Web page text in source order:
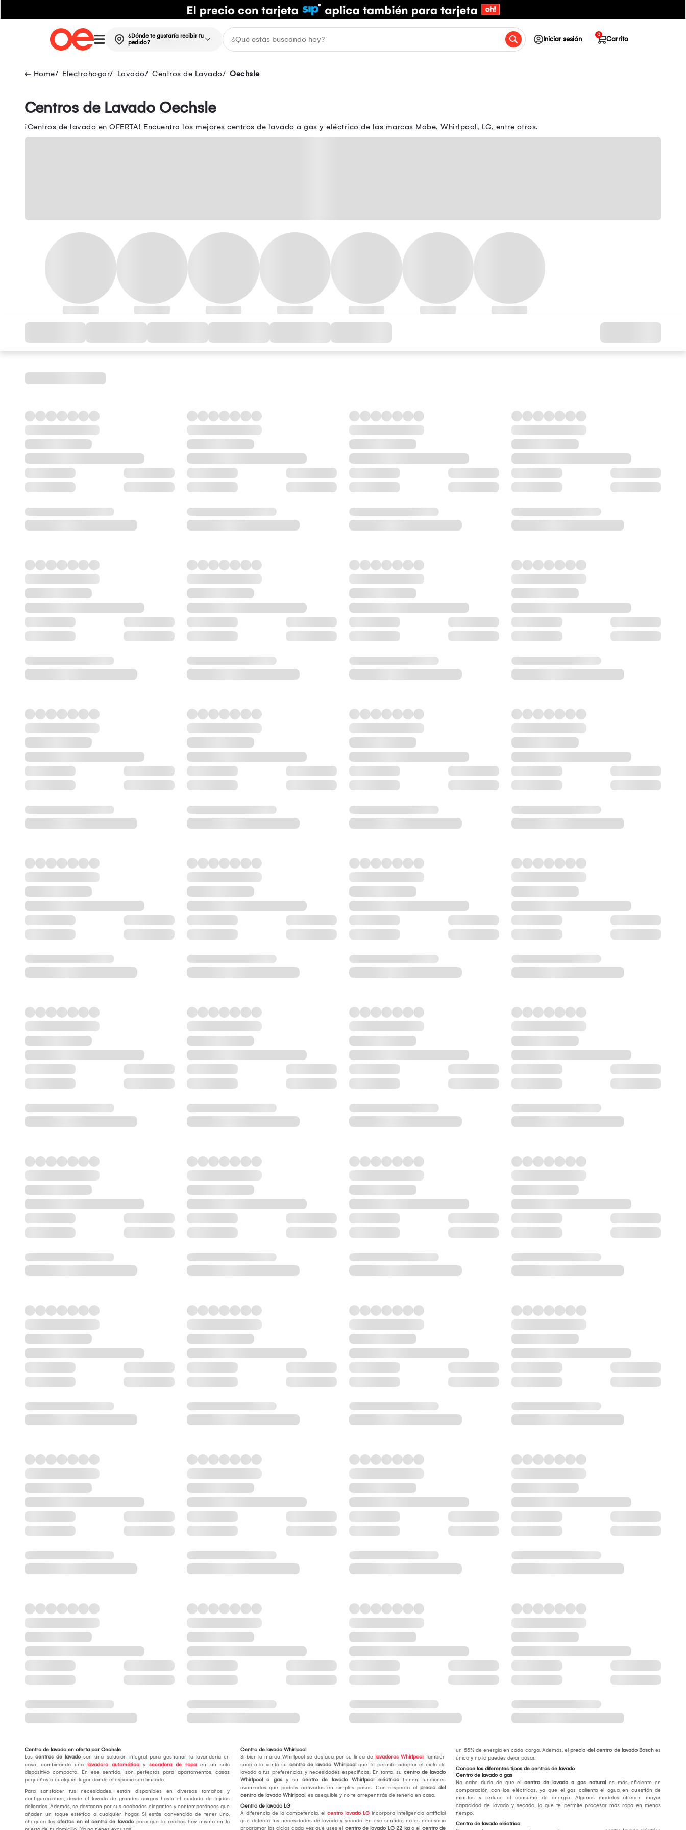
¿Dónde te gustaría recibir tu
pedido?
Iniciar sesión Carrito
0
Electrohogar Lavado Centros de Lavado Oechsle
Centros de Lavado Oechsle
¡Centros de lavado en OFERTA! Encuentra los mejores centros de lavado a gas y eléctrico de las marcas Mabe, Whirlpool, LG, entre otros.
Centro de lavado en oferta por Oechsle
Los centros de lavado son una solución integral para gestionar la lavandería en
casa, combinando una lavadora automática y secadora de ropa en un solo
dispositivo compacto. En ese sentido, son perfectos para apartamentos, casas
pequeñas o cualquier lugar donde el espacio sea limitado.
Para satisfacer tus necesidades, están disponibles en diversos tamaños y
configuraciones, desde el lavado de grandes cargas hasta el cuidado de tejidos
delicados. Además, se destacan por sus acabados elegantes y contemporáneos que
añaden un toque estético a cualquier hogar. Si estás convencido de tener uno,
chequea las ofertas en el centro de lavado para que lo recibas hoy mismo en la
Centro de lavado Whirlpool
Si bien la marca Whirlpool se destaca por su línea delavadoras Whirlpool, también
sacó a la venta su centro de lavado Whirlpool que te permite adaptar el ciclo de
lavado a tus preferencias y necesidades específicas. En tanto, su centro de lavado
Whirlpool a gasy su centro de lavado Whirlpool eléctricotienen funciones
avanzadas que podrás activarlas en simples pasos. Con respecto al precio del
centro de lavado Whirlpool, es asequible y no te arrepentirás de tenerlo en casa.
Centro de lavado LG
A diferencia de la competencia, el centro lavado LGincorpora inteligencia artificial
que detecta tus necesidades de lavado y secado. En ese sentido, no es necesario
programar los ciclos cada vez que uses el centro de lavado LG 22 kgo el centro de
un 55% de energía en cada carga. Además, elprecio del centro de lavado Bosch es
único y no lo puedes dejar pasar.
Conoce los diferentes tipos de centros de lavado
Centro de lavado a gas
No cabe duda de que elcentro de lavado a gas natural
es más eficiente en
comparación con los eléctricos, ya que el gas calienta el agua en cuestión de
minutos y reduce el consumo de energía. Algunos modelos ofrecen mayor
capacidad de lavado y secado, lo que te permite procesar más ropa en menos
tiempo.
Centro de lavado eléctrico